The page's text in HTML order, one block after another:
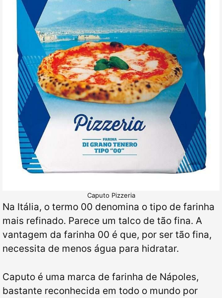
Caputo Pizzeria
Na Itália, o termo 00 denomina o tipo de farinha
mais refinado. Parece um talco de tão fina. A
vantagem da farinha 00 é que, por ser tão fina,
necessita de menos água para hidratar.
Caputo é uma marca de farinha de Nápoles,
bastante reconhecida em todo o mundo por